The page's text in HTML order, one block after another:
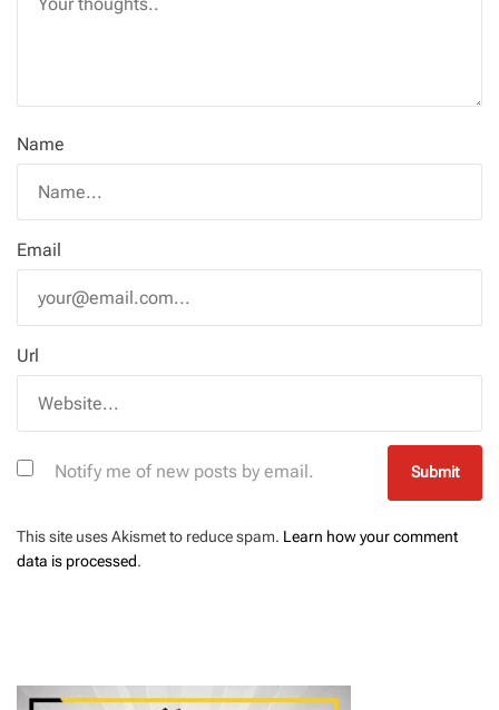
Name
Email
Url
Notify me of new posts by email.
This site uses Akismet to reduce spam. Learn how your comment
data is processed.